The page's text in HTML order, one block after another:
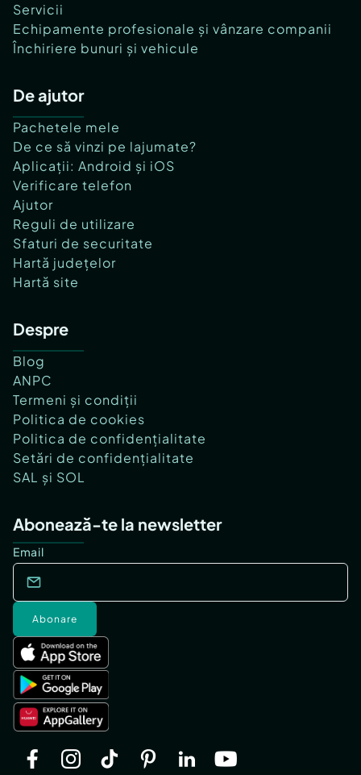
Servicii
Echipamente profesionale și vânzare companii
Închiriere bunuri și vehicule
De ajutor
Pachetele mele
De ce să vinzi pe lajumate?
Aplicații: Android și iOS
Verificare telefon
Ajutor
Reguli de utilizare
Sfaturi de securitate
Hartă județelor
Hartă site
Despre
Blog
ANPC
Termeni și condiții
Politica de cookies
Politica de confidențialitate
Setări de confidențialitate
SAL și SOL
Abonează-te la newsletter
Email
Abonare